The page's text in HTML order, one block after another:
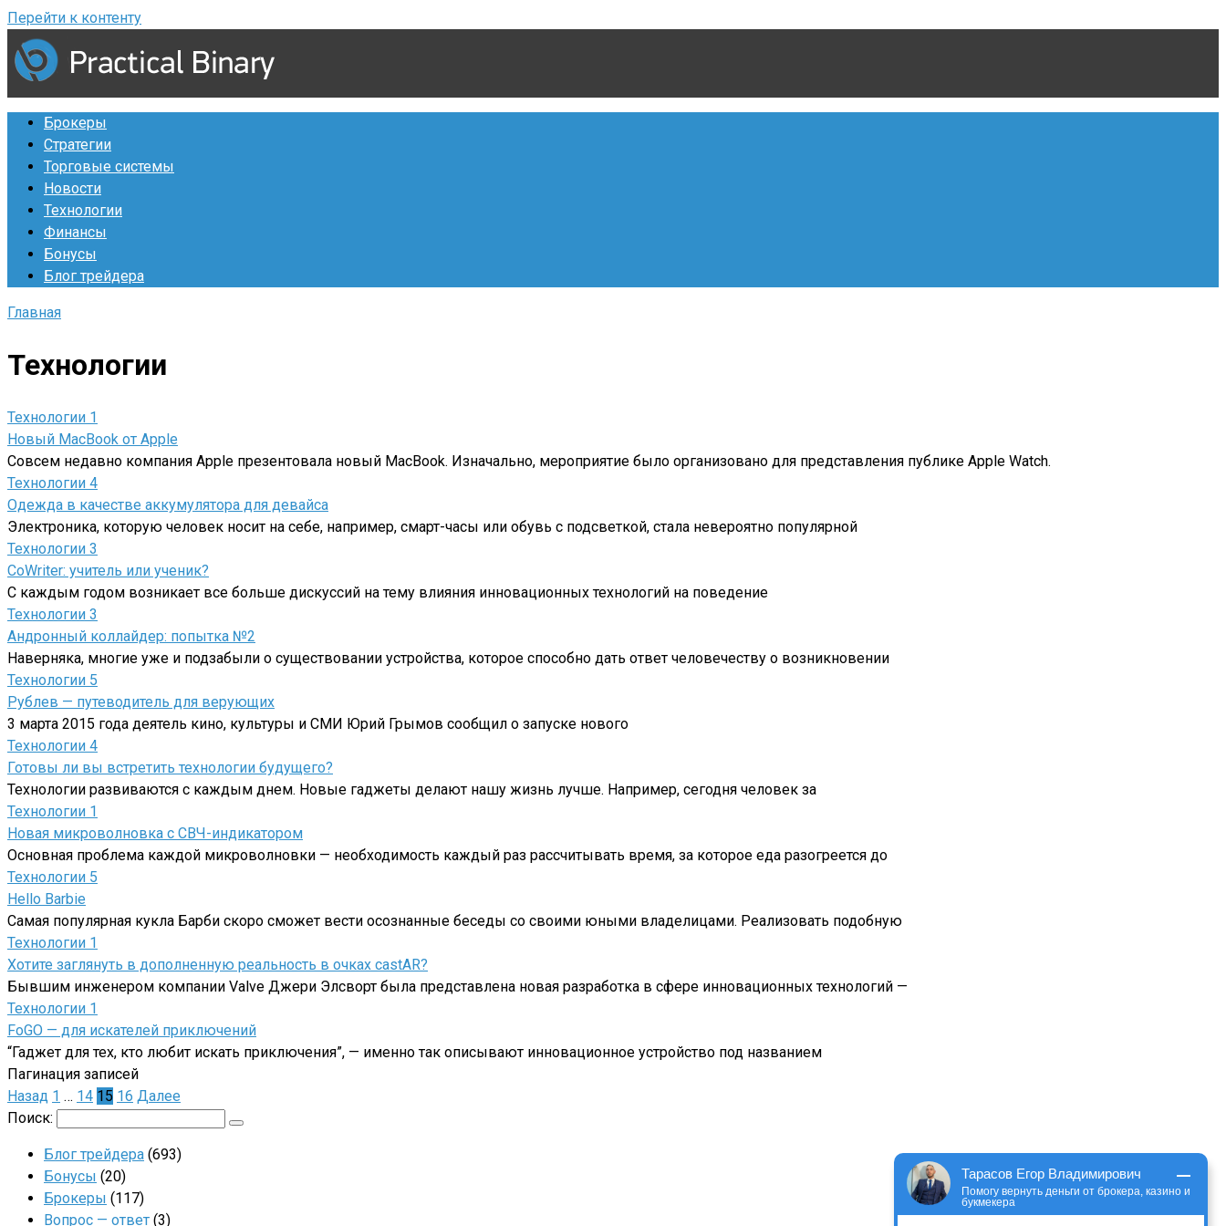
Перейти к контенту
Брокеры
Стратегии
Торговые системы
Новости
Технологии
Финансы
Бонусы
Блог трейдера
Главная
Технологии
Технологии 1
Новый MacBook от Apple
Совсем недавно компания Apple презентовала новый MacBook. Изначально, мероприятие было организовано для представления публике Apple Watch.
Технологии 4
Одежда в качестве аккумулятора для девайса
Электроника, которую человек носит на себе, например, смарт-часы или обувь с подсветкой, стала невероятно популярной
Технологии 3
CoWriter: учитель или ученик?
С каждым годом возникает все больше дискуссий на тему влияния инновационных технологий на поведение
Технологии 3
Андронный коллайдер: попытка №2
Наверняка, многие уже и подзабыли о существовании устройства, которое способно дать ответ человечеству о возникновении
Технологии 5
Рублев — путеводитель для верующих
3 марта 2015 года деятель кино, культуры и СМИ Юрий Грымов сообщил о запуске нового
Технологии 4
Готовы ли вы встретить технологии будущего?
Технологии развиваются с каждым днем. Новые гаджеты делают нашу жизнь лучше. Например, сегодня человек за
Технологии 1
Новая микроволновка с СВЧ-индикатором
Основная проблема каждой микроволновки — необходимость каждый раз рассчитывать время, за которое еда разогреется до
Технологии 5
Hello Barbie
Самая популярная кукла Барби скоро сможет вести осознанные беседы со своими юными владелицами. Реализовать подобную
Технологии 1
Хотите заглянуть в дополненную реальность в очках castAR?
Бывшим инженером компании Valve Джери Элсворт была представлена новая разработка в сфере инновационных технологий —
Технологии 1
FoGO — для искателей приключений
“Гаджет для тех, кто любит искать приключения”, — именно так описывают инновационное устройство под названием
Пагинация записей
Назад 1 … 14 15 16 Далее
Поиск:
Блог трейдера (693)
Бонусы (20)
Брокеры (117)
Вопрос — ответ (3)
Тарасов Егор Владимирович
Помогу вернуть деньги от брокера, казино и
букмекера